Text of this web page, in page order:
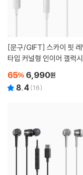
[문구/GIFT]
타입 커널형 인이어 갤럭
65% 6,990원
8.4 (16)